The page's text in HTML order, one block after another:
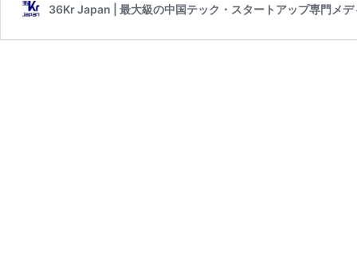
36Kr Japan | 最大級の中国テック・スタートアップ専門メデ